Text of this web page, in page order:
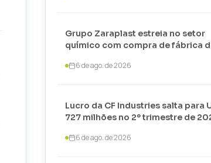
Grupo Zaraplast estreia no setor
químico com compra de fábrica
6 de ago. de 2026
Lucro da CF Industries salta para
727 milhões no 2º trimestre de
6 de ago. de 2026